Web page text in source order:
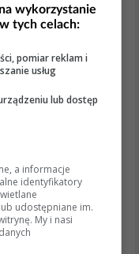
fizycznych
muszą poruszać się
która ma
Należy
jurysdykcjach,
może naruszać
i dostosuj
wykorzystanie
tych celach:
pomiar reklam i
usług
lub dostęp
a informacje
identyfikatory
udostępniane im.
My i nasi